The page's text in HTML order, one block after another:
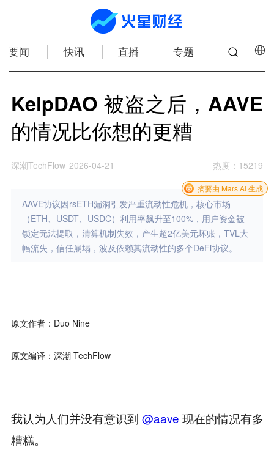
要闻 快讯 直播 专题
KelpDAO 被盗之后，AAVE
的情况比你想的更糟
深潮TechFlow 2026-04-21 热度 ： 15219
AAVE协议因rsETH漏洞引发严重流动性危机，核心市场
（ETH、USDT、USDC）利用率飙升至100%，用户资金被
锁定无法提取，清算机制失效，产生超2亿美元坏账，TVL大
幅流失，信任崩塌，波及依赖其流动性的多个DeFi协议。
摘要由 Mars AI 生成
原文作者：Duo Nine
原文编译：深潮 TechFlow
我认为人们并没有意识到 @aave 现在的情况有多
糟糕。